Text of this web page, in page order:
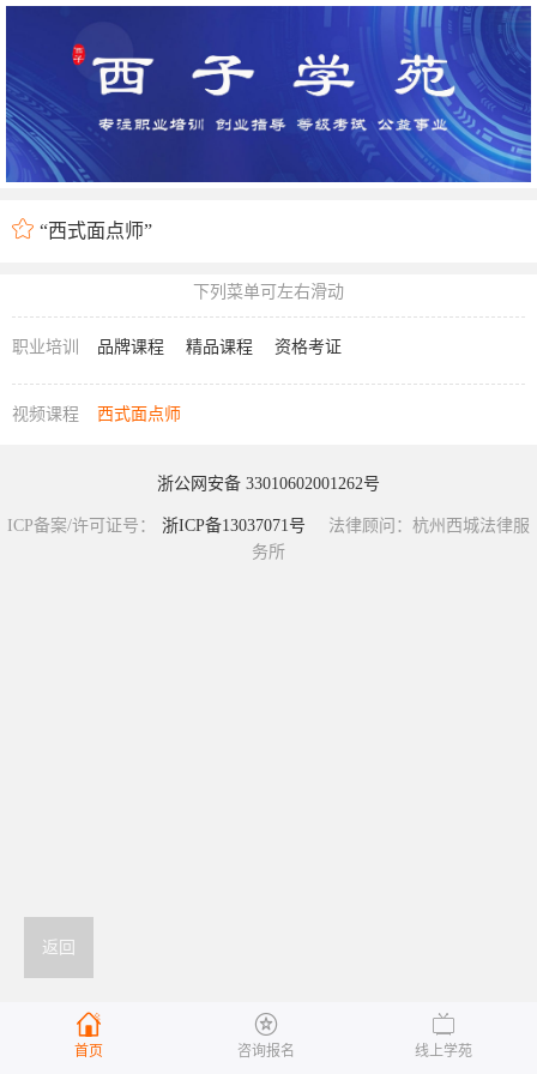
 “西式面点师”
下列菜单可左右滑动
职业培训 品牌课程 精品课程 资格考证
视频课程 西式面点师

首页

咨询报名

线上学苑
浙公网安备 33010602001262号
ICP备案/许可证号： 浙ICP备13037071号
法律顾问：杭州西城法律服
务所
返回